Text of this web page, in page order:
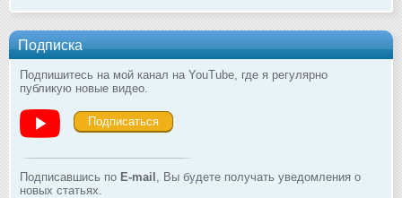
Подписка
Подпишитесь на мой канал на YouTube, где я регулярно
публикую новые видео.
Подписаться
Подписавшись по E-mail , Вы будете получать уведомления о
новых статьях.